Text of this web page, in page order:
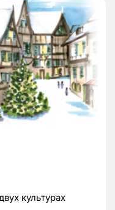
культурах